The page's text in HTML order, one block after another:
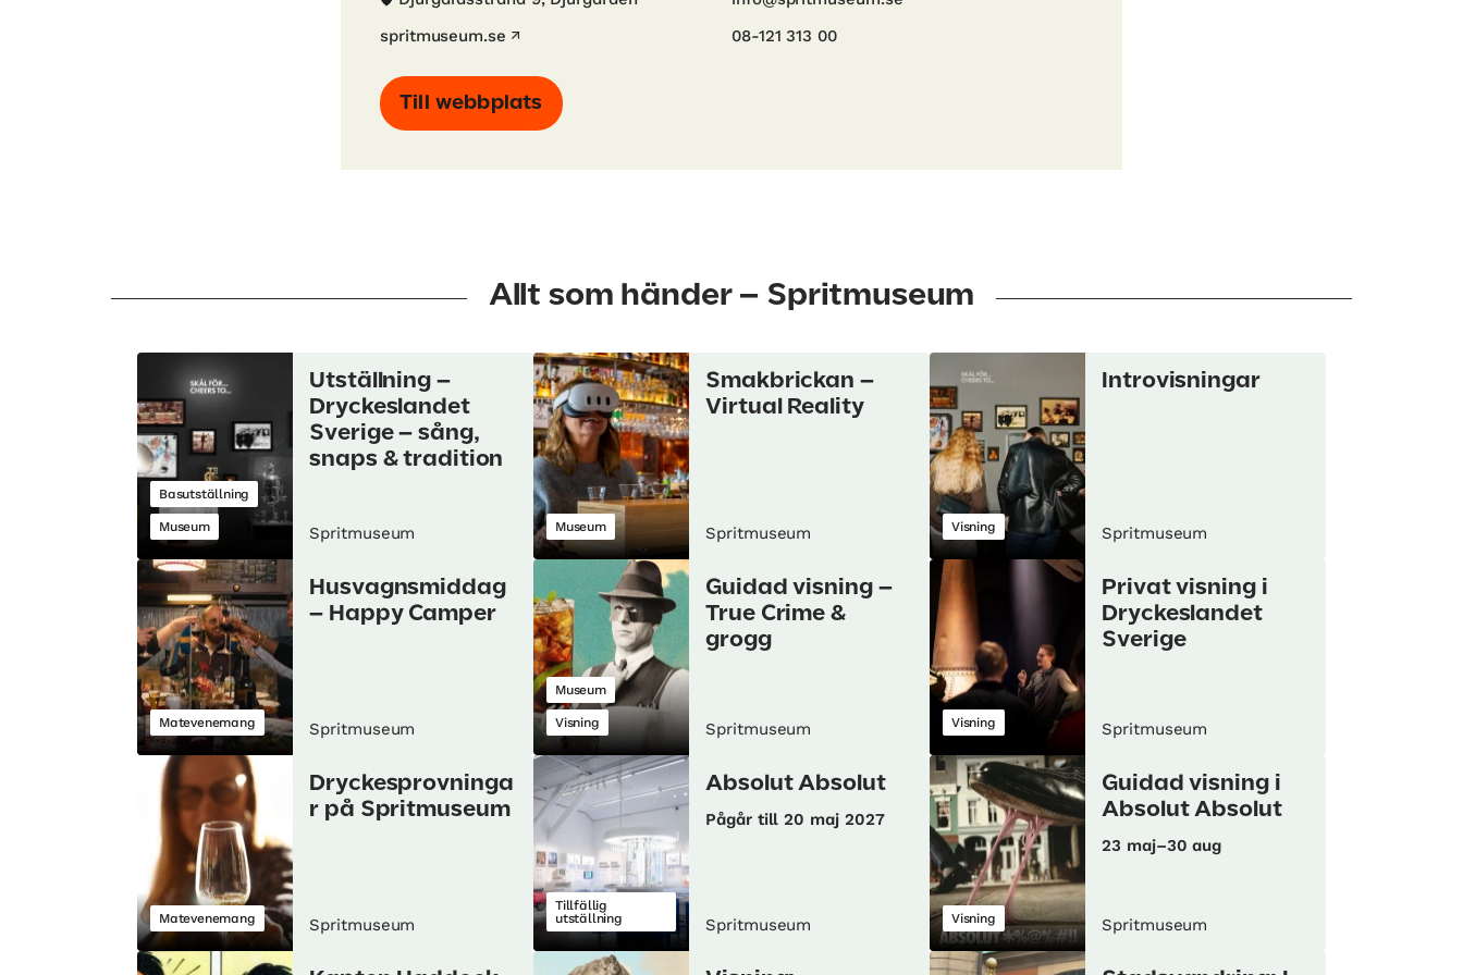
spritmuseum.se
08-121 313 00
Till webbplats
Allt som händer – Spritmuseum
Basutställning
Museum
Utställning –
Dryckeslandet
Sverige – sång,
snaps & tradition
Spritmuseum Museum
Smakbrickan –
Virtual Reality
Spritmuseum Visning
Introvisningar
Spritmuseum
Matevenemang
Husvagnsmiddag
– Happy Camper
Spritmuseum
Museum
Visning
Guidad visning –
True Crime &
grogg
Spritmuseum Visning
Privat visning i
Dryckeslandet
Sverige
Spritmuseum
Matevenemang
Dryckesprovninga
r på Spritmuseum
Spritmuseum
Tillfällig
utställning
Absolut Absolut
Pågår till 20 maj 2027
Spritmuseum Visning
Guidad visning i
Absolut Absolut
23 maj–30 aug
Spritmuseum